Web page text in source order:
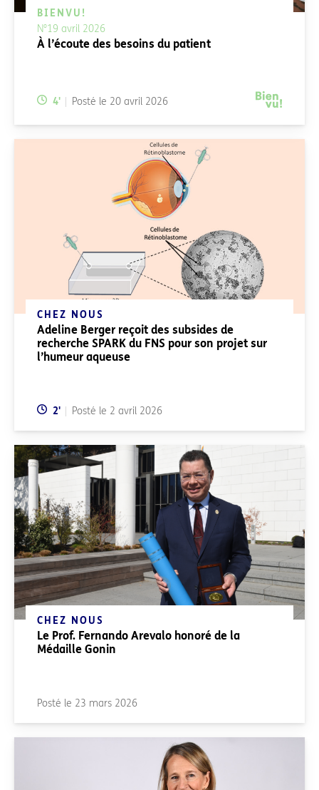
BIENVU!
N°19 avril 2026
À l’écoute des besoins du patient
Temps de lecture:
4' Posté le 20 avril 2026
CHEZ NOUS
Adeline Berger reçoit des subsides de
recherche SPARK du FNS pour son projet sur
l’humeur aqueuse
Temps de lecture:
2' Posté le 2 avril 2026
CHEZ NOUS
Le Prof. Fernando Arevalo honoré de la
Médaille Gonin
Posté le 23 mars 2026